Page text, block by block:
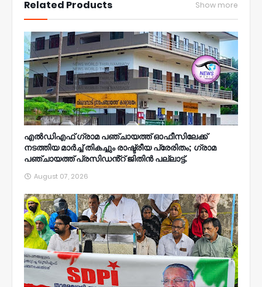
Related Products Show more
എൽഡിഎഫ് ഗ്രാമ പഞ്ചായത്ത് ഓഫീസിലേക്ക്
നടത്തിയ മാർച്ച് തികച്ചും രാഷ്ട്രീയ പ്രേരിതം; ഗ്രാമ
പഞ്ചായത്ത് പ്രസിഡൻ്റ് ജിതിൻ പല്ലാട്ട്.
August 07, 2026